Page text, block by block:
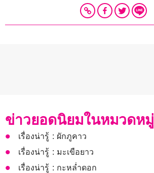
ข่าวยอดนิยมในหมวดหมู่
เรื่องน่ารู้ : ผักภูคาว
เรื่องน่ารู้ : มะเขือยาว
เรื่องน่ารู้ : กะหล่ำดอก